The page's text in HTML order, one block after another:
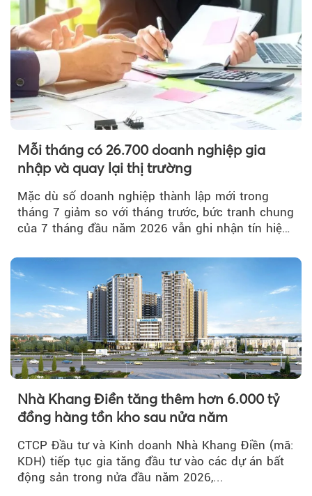
Mỗi tháng có 26.700 doanh nghiệp gia
nhập và quay lại thị trường
Mặc dù số doanh nghiệp thành lập mới trong
tháng 7 giảm so với tháng trước, bức tranh chung
của 7 tháng đầu năm 2026 vẫn ghi nhận tín hiệu
Nhà Khang Điền tăng thêm hơn 6.000 tỷ
đồng hàng tồn kho sau nửa năm
CTCP Đầu tư và Kinh doanh Nhà Khang Điền (mã:
KDH) tiếp tục gia tăng đầu tư vào các dự án bất
động sản trong nửa đầu năm 2026,...